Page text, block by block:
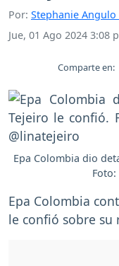
Por: Stephanie Angulo
Jue, 01 Ago 2024 3:08
Comparte en:
Epa Colombia dio
Epa Colombia
le confió sobre su